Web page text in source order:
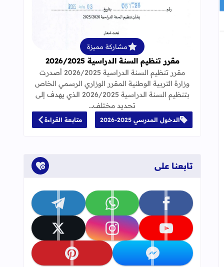
العلامات المرجعية
قراءة المزيد عن مقرر تنظيم السنة الدراسية
مشاركة مميزة
مقرر تنظيم السنة الدراسية 2026/2025
مقرر تنظيم السنة الدراسية 2026/2025 أصدرت
وزارة التربية الوطنية المقرر الوزاري الرسمي الخاص
بتنظيم السنة الدراسية 2026/2025 الذي يهدف إلى
تحديد مختلف…
الدخول المدرسي 2025-2026 متابعة القراءة
تابعنا على
تابعنا على facebook تابعنا على whatsapp تابعنا على telegram
تابعنا على youtube تابعنا على instagram تابعنا على x
تابعنا على messenger تابعنا على pinterest